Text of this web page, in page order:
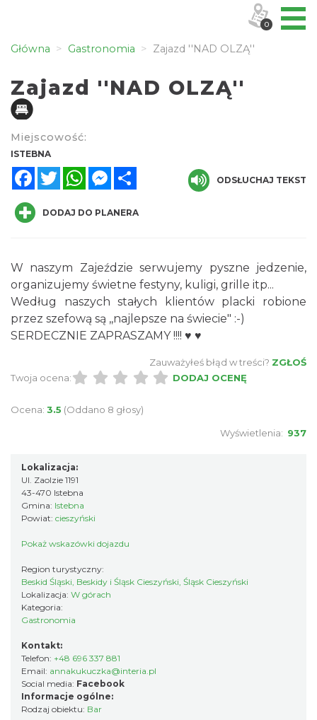
Główna Gastronomia Zajazd ''NAD OLZĄ''
Zajazd ''NAD OLZĄ''
Miejscowość:
ISTEBNA
FacebookTwitterWhatsAppMessenger
ODSŁUCHAJ TEKST
DODAJ DO PLANERA
W naszym Zajeździe serwujemy pyszne jedzenie,
organizujemy świetne festyny, kuligi, grille itp...
Według naszych stałych klientów placki robione
przez szefową są ,,najlepsze na świecie" :-)
SERDECZNIE ZAPRASZAMY !!!! ♥ ♥
Zauważyłeś błąd w treści? ZGŁOŚ
Twoja ocena:
DODAJ OCENĘ
Ocena: 3.5 (Oddano 8 głosy)
Wyświetlenia: 937
Lokalizacja:
Ul. Zaolzie 1191
43-470 Istebna
Gmina: Istebna
Powiat: cieszyński
Pokaż wskazówki dojazdu
Region turystyczny:
Beskid Śląski, Beskidy i Śląsk Cieszyński, Śląsk Cieszyński
Lokalizacja: W górach
Kategoria:
Gastronomia
Kontakt:
Telefon: +48 696 337 881
Email: annakukuczka@interia.pl
Social media: Facebook
Informacje ogólne:
Rodzaj obiektu: Bar
0